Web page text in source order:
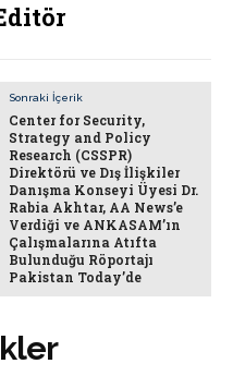
Sonraki İçerik
Center for Security,
Strategy and Policy
Research (CSSPR)
Direktörü ve Dış İlişkiler
Danışma Konseyi Üyesi Dr.
Rabia Akhtar, AA News’e
Verdiği ve ANKASAM’ın
Çalışmalarına Atıfta
Bulunduğu Röportajı
Pakistan Today’de